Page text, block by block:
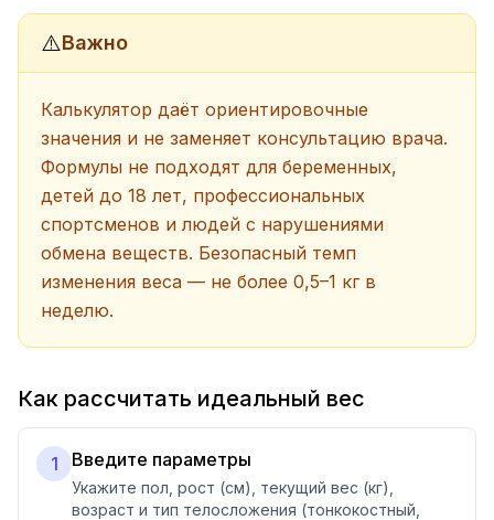
⚠️Важно
Калькулятор даёт ориентировочные
значения и не заменяет консультацию врача.
Формулы не подходят для беременных,
детей до 18 лет, профессиональных
спортсменов и людей с нарушениями
обмена веществ. Безопасный темп
изменения веса — не более 0,5–1 кг в
неделю.
Как рассчитать идеальный вес
1 Введите параметры
Укажите пол, рост (см), текущий вес (кг),
возраст и тип телосложения (тонкокостный,